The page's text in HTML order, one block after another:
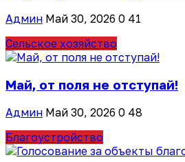
Админ Май 30, 2026 0 41
Сельское хозяйство
Май, от поля не отступай!
Админ Май 30, 2026 0 48
Благоустройство